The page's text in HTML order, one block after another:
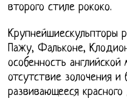
второго стиле рококо.
Крупнейшиескульпторы
Пажу, Фальконе,
особенность
отсутствие золочения
развивающееся